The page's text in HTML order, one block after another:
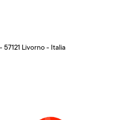
Livorno - Italia